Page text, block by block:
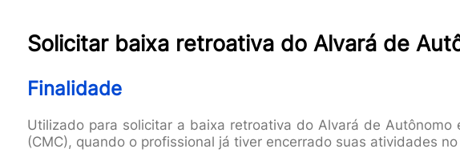
Solicitar baixa retroativa do Alvará de
Finalidade
Utilizado para solicitar a baixa retroativa do Alvará de
(CMC), quando o profissional já tiver encerrado suas atividades